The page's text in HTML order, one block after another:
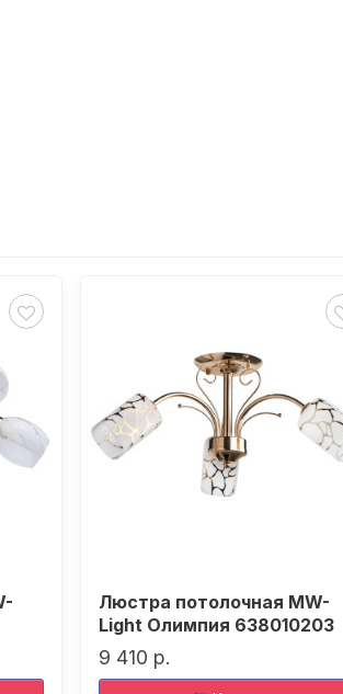
Люстра потолочная MW-
Light Олимпия 638010203
9 410 р.